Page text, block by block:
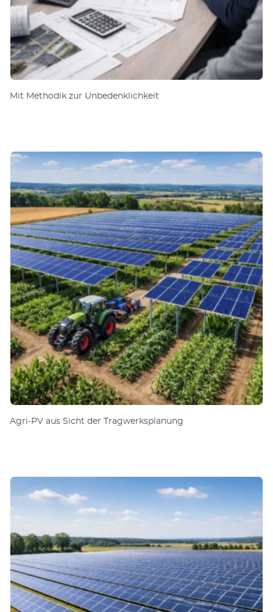
Mit Methodik zur Unbedenklichkeit
Agri-PV aus Sicht der Tragwerksplanung